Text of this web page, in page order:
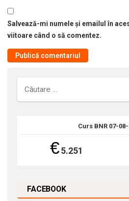
Salvează-mi numele și emailul în
viitoare când o să comentez.
Curs BNR 07-
€5.251
FACEBOOK